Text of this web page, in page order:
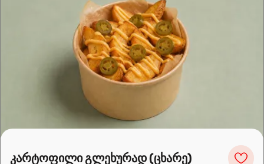
Leaflet | OpenFreeMap©OpenMapTilesData from
მარშრუტის დაგეგმვა
კარტოფილი გლეხურად (ცხარე)